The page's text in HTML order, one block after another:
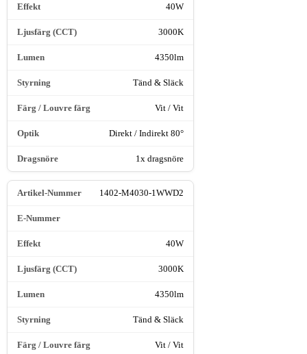
40W
3000K
4350lm
Tänd & Släck
Vit / Vit
Direkt / Indirekt 80°
1x dragsnöre
1402-M4030-1WWD2
40W
3000K
4350lm
Tänd & Släck
Vit / Vit